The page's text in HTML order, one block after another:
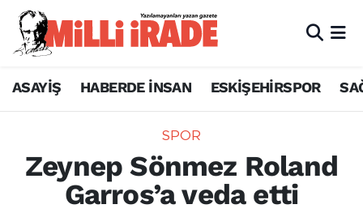
ASAYİŞ HABERDE İNSAN ESKİŞEHİRSPOR
SPOR
Zeynep Sönmez Roland
Garros’a veda etti